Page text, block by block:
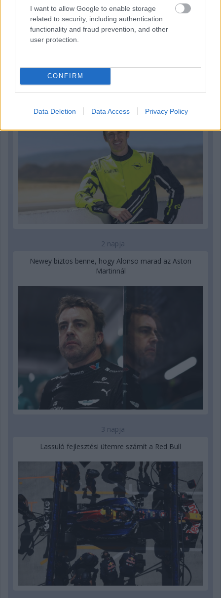
I want to allow Google to enable storage
related to security, including authentication
functionality and fraud prevention, and other
user protection.
CONFIRM
Data Deletion Data Access Privacy Policy
Újabb korábbi F2-es bajnok folytatja a Formula-E-ben
2 napja
Newey biztos benne, hogy Alonso marad az Aston
Martinnál
3 napja
Lassuló fejlesztési ütemre számít a Red Bull